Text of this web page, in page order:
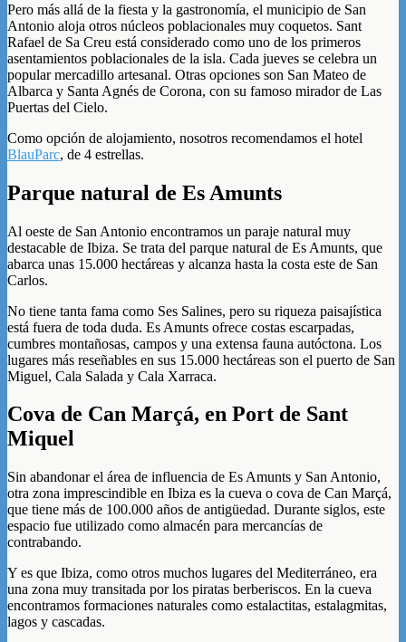
Pero más allá de la fiesta y la gastronomía, el municipio de San
Antonio aloja otros núcleos poblacionales muy coquetos. Sant
Rafael de Sa Creu está considerado como uno de los primeros
asentamientos poblacionales de la isla. Cada jueves se celebra un
popular mercadillo artesanal. Otras opciones son San Mateo de
Albarca y Santa Agnés de Corona, con su famoso mirador de Las
Puertas del Cielo.
Como opción de alojamiento, nosotros recomendamos el hotel
BlauParc, de 4 estrellas.
Parque natural de Es Amunts
Al oeste de San Antonio encontramos un paraje natural muy
destacable de Ibiza. Se trata del parque natural de Es Amunts, que
abarca unas 15.000 hectáreas y alcanza hasta la costa este de San
Carlos.
No tiene tanta fama como Ses Salines, pero su riqueza paisajística
está fuera de toda duda. Es Amunts ofrece costas escarpadas,
cumbres montañosas, campos y una extensa fauna autóctona. Los
lugares más reseñables en sus 15.000 hectáreas son el puerto de San
Miguel, Cala Salada y Cala Xarraca.
Cova de Can Marçá, en Port de Sant
Miquel
Sin abandonar el área de influencia de Es Amunts y San Antonio,
otra zona imprescindible en Ibiza es la cueva o cova de Can Marçá,
que tiene más de 100.000 años de antigüedad. Durante siglos, este
espacio fue utilizado como almacén para mercancías de
contrabando.
Y es que Ibiza, como otros muchos lugares del Mediterráneo, era
una zona muy transitada por los piratas berberiscos. En la cueva
encontramos formaciones naturales como estalactitas, estalagmitas,
lagos y cascadas.